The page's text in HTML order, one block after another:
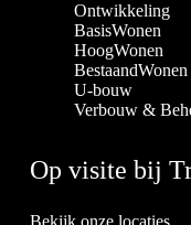
Ontwikkeling
BasisWonen
HoogWonen
BestaandWonen
U-bouw
Verbouw &
Op visite bij
Bekijk onze locaties